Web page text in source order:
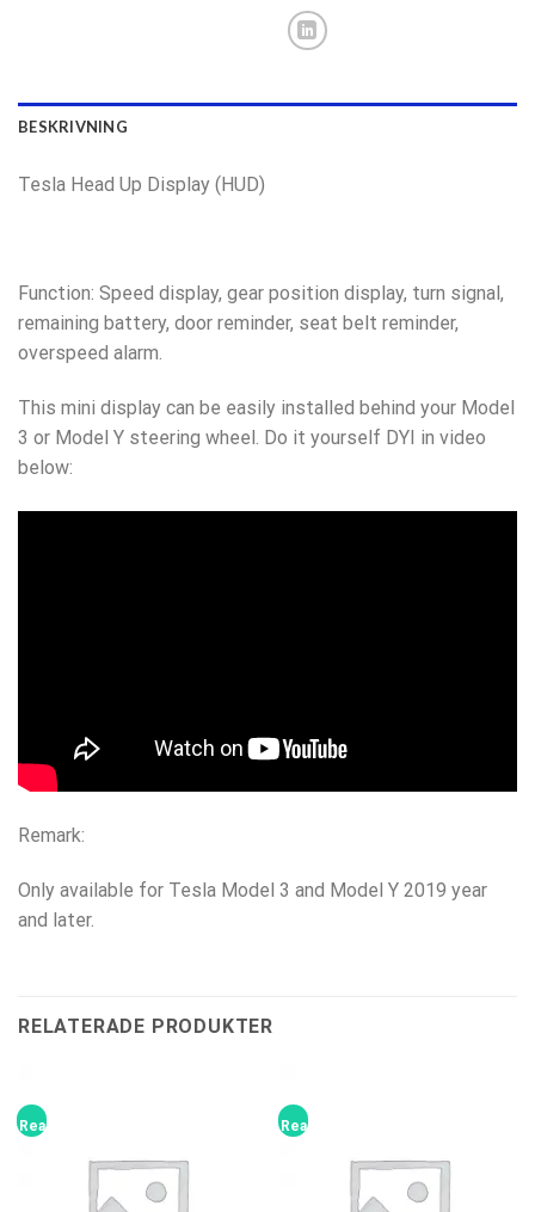
BESKRIVNING
Tesla Head Up Display (HUD)
Function: Speed display, gear position display, turn signal,
remaining battery, door reminder, seat belt reminder,
overspeed alarm.
This mini display can be easily installed behind your Model
3 or Model Y steering wheel. Do it yourself DYI in video
below:
Remark:
Only available for Tesla Model 3 and Model Y 2019 year
and later.
RELATERADE PRODUKTER
Rea! Rea!